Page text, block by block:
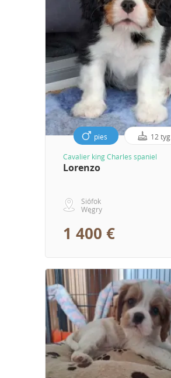
pies 12 tyg.
Cavalier king Charles spaniel
Lorenzo
Siófok
Węgry
1 400 €